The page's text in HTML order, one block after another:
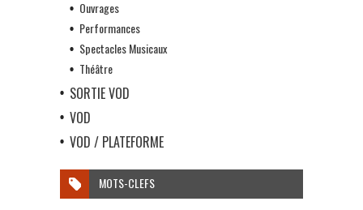
Ouvrages
Performances
Spectacles Musicaux
Théâtre
SORTIE VOD
VOD
VOD / PLATEFORME
MOTS-CLEFS